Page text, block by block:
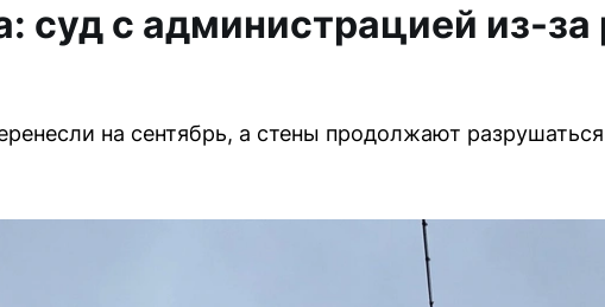
суд с администрацией из-
на сентябрь, а стены продолжают